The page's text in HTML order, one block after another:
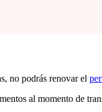
no podrás renovar el
al momento de